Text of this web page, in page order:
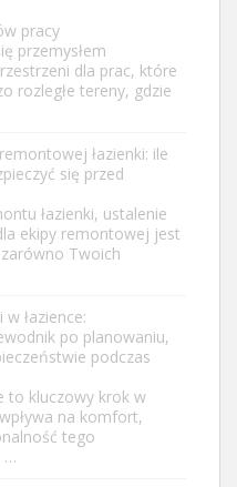
pracy
przemysłem
dla prac, które
rozległe tereny, gdzie
łazienki: ile
się przed
łazienki, ustalenie
ekipy remontowej jest
Twoich
łazience:
po planowaniu,
podczas
to kluczowy krok w
na komfort,
tego
…